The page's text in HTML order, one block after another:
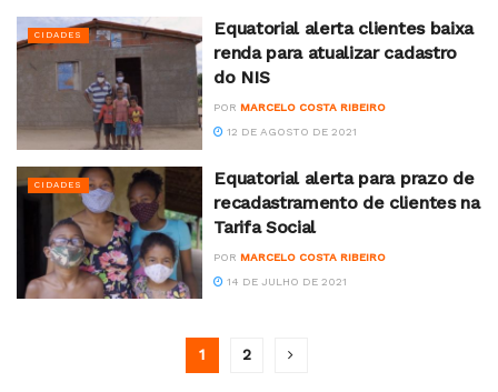
CIDADES
Equatorial alerta clientes baixa
renda para atualizar cadastro
do NIS
POR MARCELO COSTA RIBEIRO
12 DE AGOSTO DE 2021
CIDADES
Equatorial alerta para prazo de
recadastramento de clientes na
Tarifa Social
POR MARCELO COSTA RIBEIRO
14 DE JULHO DE 2021
1 2